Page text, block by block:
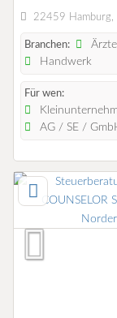
22459 Hamburg,
Branchen: Ärzte
Handwerk
Für wen:
AG / SE /